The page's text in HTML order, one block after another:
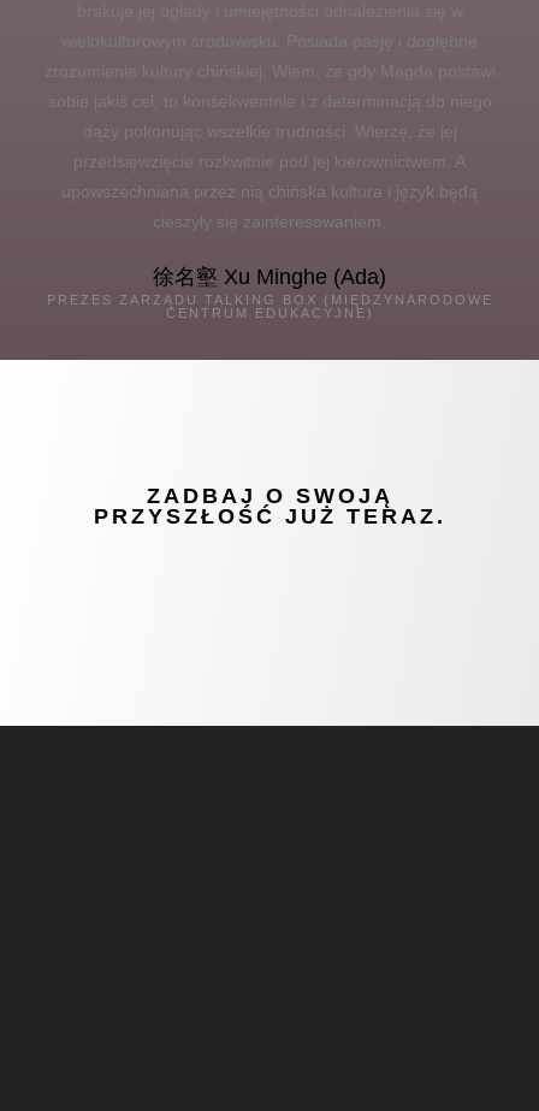
brakuje jej ogłady i umiejętności odnalezienia się w
wielokulturowym środowisku. Posiada pasję i dogłębne
zrozumienie kultury chińskiej. Wiem, że gdy Magda postawi
sobie jakiś cel, to konsekwentnie i z determinacją do niego
dąży pokonując wszelkie trudności. Wierzę, że jej
przedsięwzięcie rozkwitnie pod jej kierownictwem. A
upowszechniana przez nią chińska kultura i język będą
cieszyły się zainteresowaniem.
徐名壑 Xu Minghe (Ada)
PREZES ZARZĄDU TALKING BOX (MIĘDZYNARODOWE
CENTRUM EDUKACYJNE)
ZADBAJ O SWOJĄ
PRZYSZŁOŚĆ JUŻ TERAZ.